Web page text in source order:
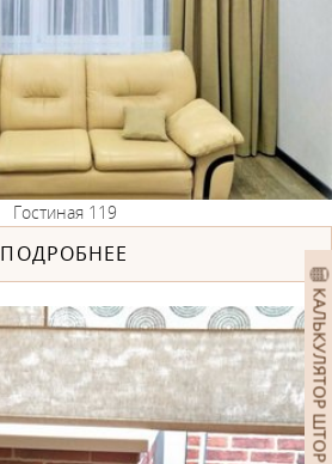
КАЛЬКУЛЯТОР ШТОР
Гостиная 119
ПОДРОБНЕЕ